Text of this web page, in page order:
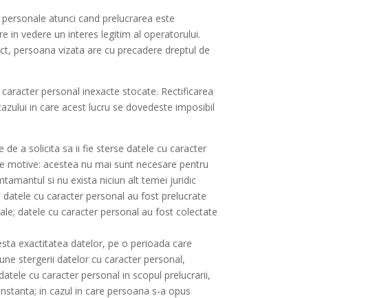
atunci cand prelucrarea este
in vedere un interes legitim al operatorului.
persoana vizata are cu precadere dreptul de
personal inexacte stocate. Rectificarea
in care acest lucru se dovedeste imposibil
de a solicita sa ii fie sterse datele cu caracter
motive: acestea nu mai sunt necesare pentru
si nu exista niciun alt temei juridic
cu caracter personal au fost prelucrate
datele cu caracter personal au fost colectate
exactitatea datelor, pe o perioada care
stergerii datelor cu caracter personal,
cu caracter personal in scopul prelucrarii,
in cazul in care persoana s-a opus